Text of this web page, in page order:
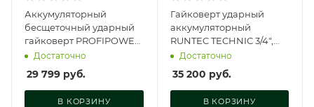
Аккумуляторный
бесщеточный ударный
гайковерт PROFIPOWER
T-2500N (18В,Li-ion-1шт,
8.0Ач, E0189
Достаточно
29 799 руб.
В КОРЗИНУ
Гайковерт ударный
аккумуляторный
RUNTEC TECHNIC 3/4",
20В, 2*6Ач, 1400Нм, RT-
Достаточно
35 200 руб.
В КОРЗИНУ